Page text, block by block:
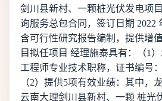
剑川县新村、一颗桩光伏发电项
询服务总包合同，签订日期 2022
含可行性研究报告编制，提供增
目拟任项目 经理施泰具有：（1
工程师专业技术职称，证书编号：
（2）提供5项有效业绩：其中，
云南大理剑川县新村、一颗 桩光